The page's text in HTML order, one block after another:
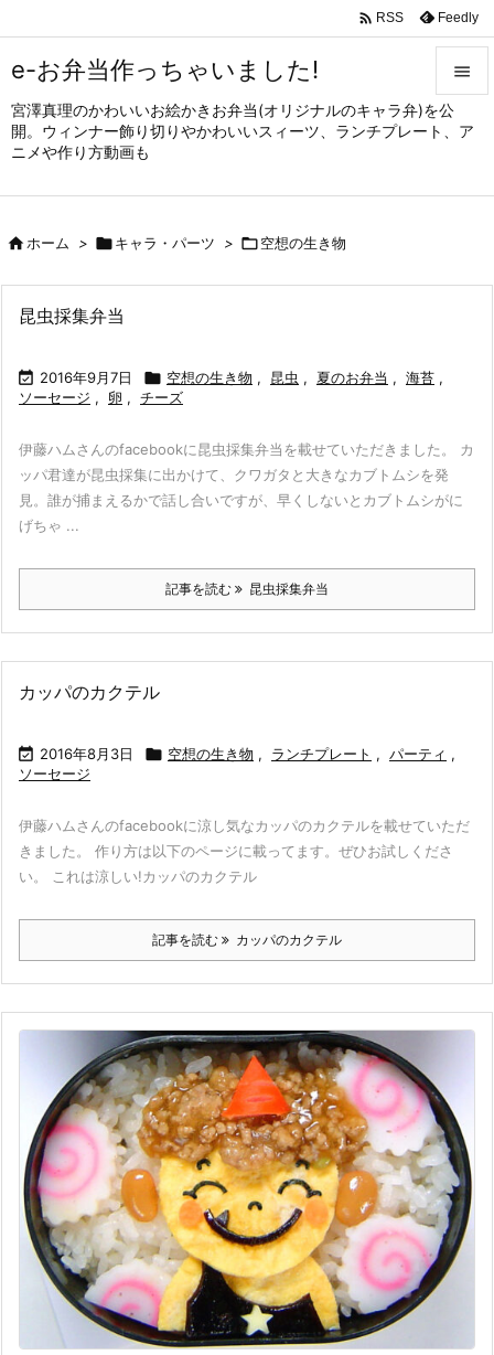
e-お弁当作っちゃいました!
宮澤真理のかわいいお絵かきお弁当(オリジナルのキャラ弁)を公
開。ウィンナー飾り切りやかわいいスィーツ、ランチプレート、ア
ニメや作り方動画も


メニュ
サイド

 RSS Feedly
ホーム > キャラ・パーツ > 空想の生き物
昆虫採集弁当
 2016年9月7日  空想の生き物 , 昆虫 , 夏のお弁当 , 海苔 ,
ソーセージ , 卵 , チーズ
伊藤ハムさんのfacebookに昆虫採集弁当を載せていただきました。 カ
ッパ君達が昆虫採集に出かけて、クワガタと大きなカブトムシを発
見。誰が捕まえるかで話し合いですが、早くしないとカブトムシがに
げちゃ ...
記事を読む 昆虫採集弁当
カッパのカクテル
 2016年8月3日  空想の生き物 , ランチプレート , パーティ ,
ソーセージ
伊藤ハムさんのfacebookに涼し気なカッパのカクテルを載せていただ
きました。 作り方は以下のページに載ってます。ぜひお試しくださ
い。 これは涼しい!カッパのカクテル
記事を読む カッパのカクテル